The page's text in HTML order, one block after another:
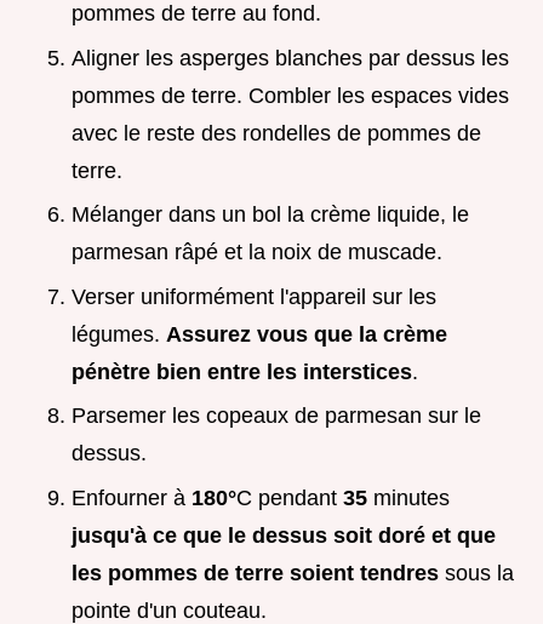
pommes de terre au fond.
Aligner les asperges blanches par dessus les
pommes de terre. Combler les espaces vides
avec le reste des rondelles de pommes de
terre.
Mélanger dans un bol la crème liquide, le
parmesan râpé et la noix de muscade.
Verser uniformément l'appareil sur les
légumes. Assurez vous que la crème
pénètre bien entre les interstices.
Parsemer les copeaux de parmesan sur le
dessus.
Enfourner à 180°C pendant 35 minutes
jusqu'à ce que le dessus soit doré et que
les pommes de terre soient tendres sous la
pointe d'un couteau.